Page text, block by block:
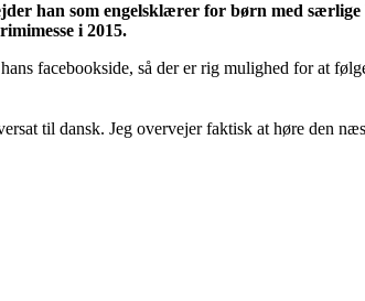
han som engelsklærer for børn med særlige
i 2015.
facebookside, så der er rig mulighed for at
til dansk. Jeg overvejer faktisk at høre den